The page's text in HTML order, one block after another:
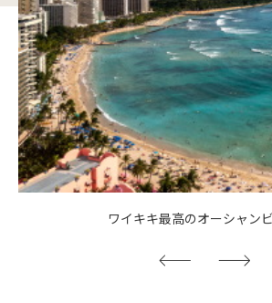
ワイキキ最高のオーシャン